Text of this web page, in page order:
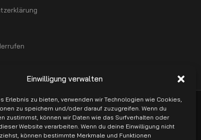
Einwilligung verwalten
Erlebnis zu bieten, verwenden wir Technologien wie Cookies,
zu speichern und/oder darauf zuzugreifen. Wenn du
zustimmst, können wir Daten wie das Surfverhalten oder
Website verarbeiten. Wenn du deine Einwilligung nicht
können bestimmte Merkmale und Funktionen
PayPal